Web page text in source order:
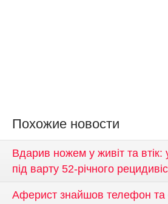
Похожие новости
Вдарив ножем у живіт та втік:
під варту 52-річного
Аферист знайшов телефон та